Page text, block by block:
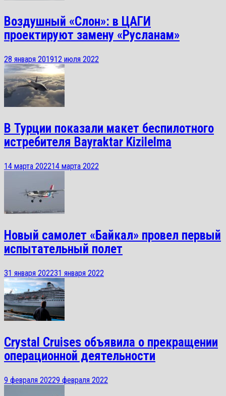
Воздушный «Слон»: в ЦАГИ
проектируют замену «Русланам»
28 января 201912 июля 2022
В Турции показали макет беспилотного
истребителя Bayraktar Kizilelma
14 марта 202214 марта 2022
Новый самолет «Байкал» провел первый
испытательный полет
31 января 202231 января 2022
Crystal Cruises объявила о прекращении
операционной деятельности
9 февраля 20229 февраля 2022